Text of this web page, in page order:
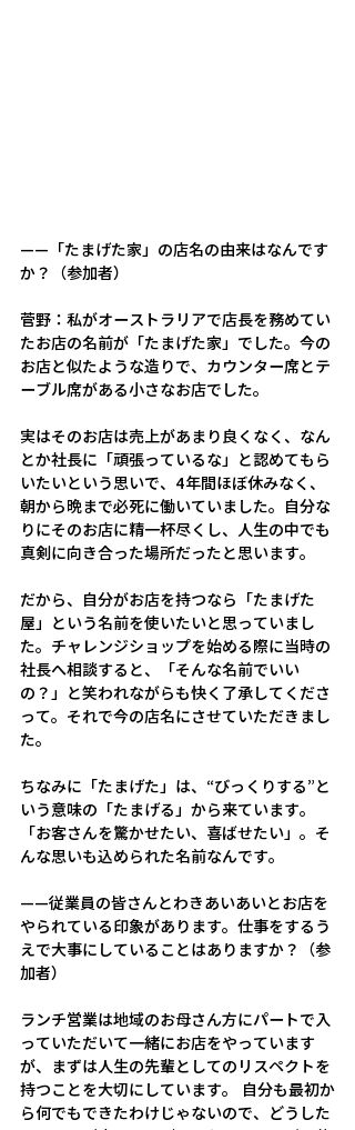
—— 「たまげた家」の店名の由来はなんです
か？（参加者）
菅野： 私がオーストラリアで店長を務めてい
たお店の名前が「たまげた家」でした。今の
お店と似たような造りで、カウンター席とテ
ーブル席がある小さなお店でした。
実はそのお店は売上があまり良くなく、なん
とか社長に「頑張っているな」と認めてもら
いたいという思いで、4年間ほぼ休みなく、
朝から晩まで必死に働いていました。自分な
りにそのお店に精一杯尽くし、人生の中でも
真剣に向き合った場所だったと思います。
だから、自分がお店を持つなら「たまげた
屋」という名前を使いたいと思っていまし
た。チャレンジショップを始める際に当時の
社長へ相談すると、「そんな名前でいい
の？」と笑われながらも快く了承してくださ
って。それで今の店名にさせていただきまし
た。
ちなみに「たまげた」は、“びっくりする”と
いう意味の「たまげる」から来ています。
「お客さんを驚かせたい、喜ばせたい」。そ
んな思いも込められた名前なんです。
——従業員の皆さんとわきあいあいとお店を
やられている印象があります。仕事をするう
えで大事にしていることはありますか？（参
加者）
ランチ営業は地域のお母さん方にパートで入
っていただいて一緒にお店をやっています
が、まずは人生の先輩としてのリスペクトを
持つことを大切にしています。 自分も最初か
ら何でもできたわけじゃないので、どうした